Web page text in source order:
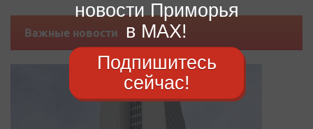
Важные новости
новости Приморья
в MAX!
Подпишитесь
сейчас!